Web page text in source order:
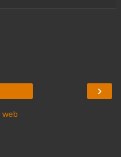
›
web